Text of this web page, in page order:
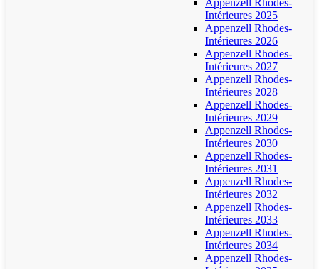
Appenzell Rhodes-
Intérieures 2025
Appenzell Rhodes-
Intérieures 2026
Appenzell Rhodes-
Intérieures 2027
Appenzell Rhodes-
Intérieures 2028
Appenzell Rhodes-
Intérieures 2029
Appenzell Rhodes-
Intérieures 2030
Appenzell Rhodes-
Intérieures 2031
Appenzell Rhodes-
Intérieures 2032
Appenzell Rhodes-
Intérieures 2033
Appenzell Rhodes-
Intérieures 2034
Appenzell Rhodes-